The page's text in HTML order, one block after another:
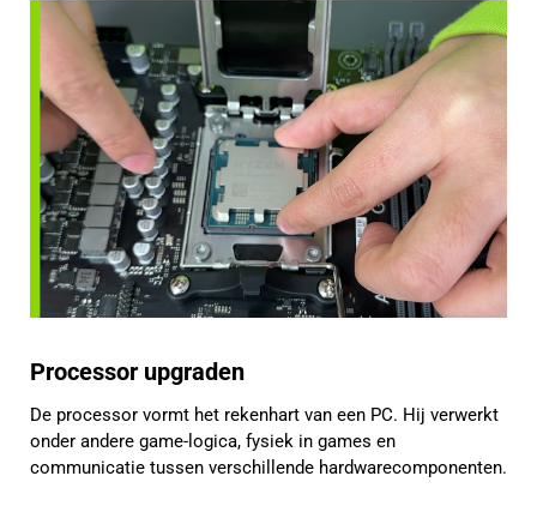
Processor upgraden
De processor vormt het rekenhart van een PC. Hij verwerkt
onder andere game-logica, fysiek in games en
communicatie tussen verschillende hardwarecomponenten.